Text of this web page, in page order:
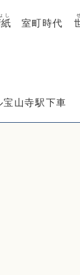
し
室町時代
山寺駅下車